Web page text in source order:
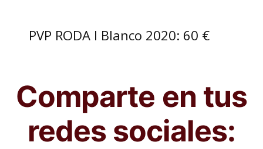
PVP RODA I Blanco 2020: 60 €
Comparte en tus
redes sociales: